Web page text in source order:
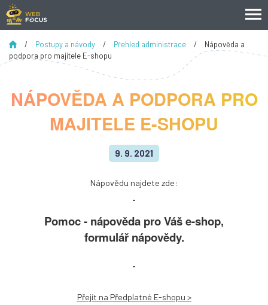
NÁPOVĚDA A PODPORA PRO
MAJITELE E-SHOPU
/ Postupy a návody / Přehled administrace /
Nápověda a
podpora pro majitele E-shopu
9. 9. 2021
Nápovědu najdete zde:
Pomoc - nápověda pro Váš e-shop,
formulář nápovědy.
Přejít na Předplatné E-shopu >